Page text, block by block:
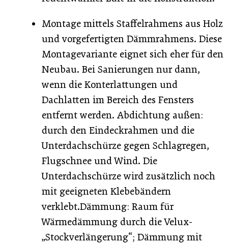
Montage mittels Staffelrahmens aus Holz
und vorgefertigten Dämmrahmens. Diese
Montage­variante eignet sich eher für den
Neubau. Bei Sanierungen nur dann,
wenn die Konterlattungen und
Dachlatten im ­Bereich des Fensters
entfernt werden. Abdichtung außen:
durch den Eindeckrahmen und die
Unterdachschürze gegen Schlagregen,
Flugschnee und Wind. Die
Unterdachschürze wird zusätzlich noch
mit geeigneten Klebebändern
verklebt.Dämmung: Raum für
Wärmedämmung durch die ­Velux-
„Stockverlängerung“; Dämmung mit